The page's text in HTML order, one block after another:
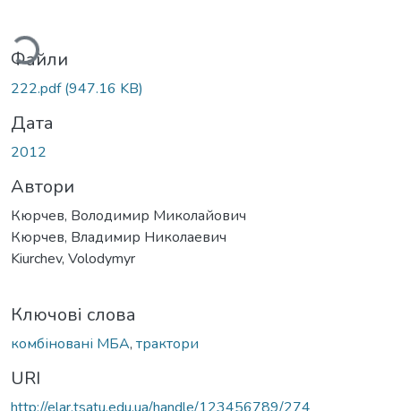
Файли
222.pdf(947.16 KB)
Дата
2012
Автори
Кюрчев, Володимир Миколайович
Кюрчев, Владимир Николаевич
Kiurchev, Volodymyr
Ключові слова
комбіновані МБА, трактори
URI